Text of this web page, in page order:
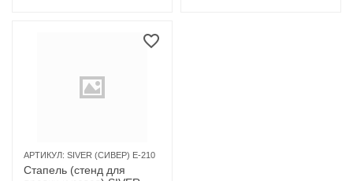
АРТИКУЛ: SIVER (СИВЕР) E-210
Стапель (стенд для